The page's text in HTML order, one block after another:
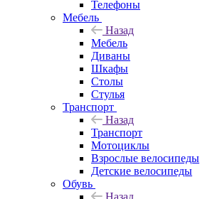
Телефоны
Мебель
Назад
Мебель
Диваны
Шкафы
Столы
Стулья
Транспорт
Назад
Транспорт
Мотоциклы
Взрослые велосипеды
Детские велосипеды
Обувь
Назад